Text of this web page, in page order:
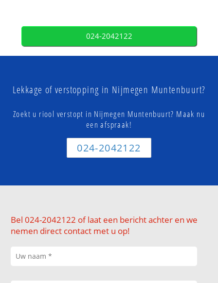
024-2042122
Lekkage of verstopping in Nijmegen Muntenbuurt?
Zoekt u riool verstopt in Nijmegen Muntenbuurt? Maak nu
een afspraak!
024-2042122
Bel 024-2042122 of laat een bericht achter en we
nemen direct contact met u op!